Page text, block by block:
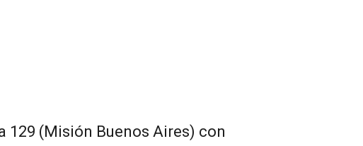
129 (Misión Buenos Aires) con